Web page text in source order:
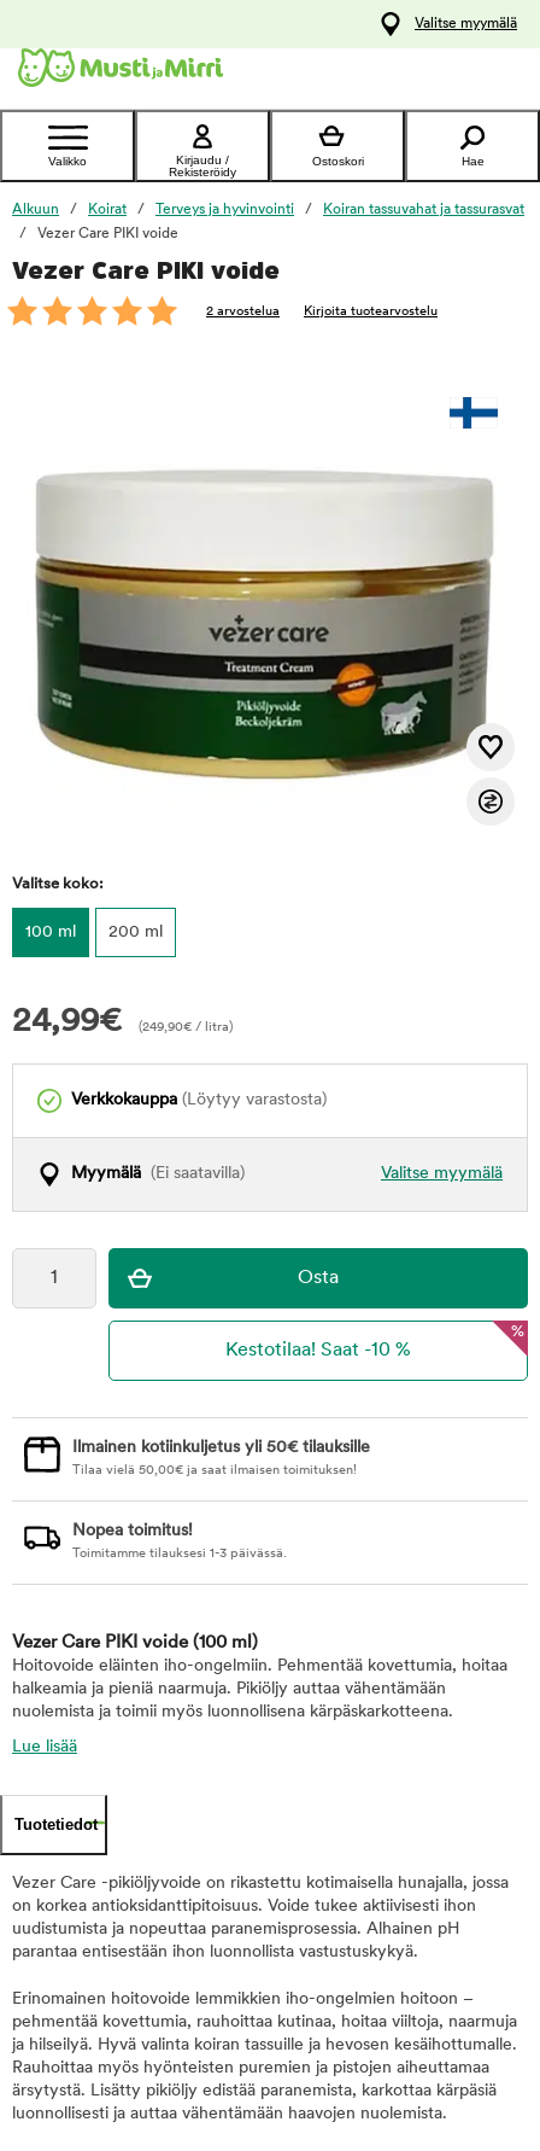
Ota yhteyttä
asiakaspalveluun
Valitse myymälä
Valikko
Kirjaudu /
Rekisteröidy
Ostoskori Hae
Alkuun Koirat Terveys ja hyvinvointi
Koiran tassuvahat ja tassurasvat
Vezer Care PIKI voide
Vezer Care PIKI voide
2 arvostelua Kirjoita tuotearvostelu
Valitse koko:
100 ml 200 ml
24,99€ (249,90€ / litra)
Verkkokauppa (Löytyy varastosta)
Valitse myymälä
Myymälä (Ei saatavilla)
foo
%
Ilmainen kotiinkuljetus yli 50€ tilauksille
Tilaa vielä 50,00€ ja saat ilmaisen toimituksen!
Nopea toimitus!
Toimitamme tilauksesi 1-3 päivässä.
Vezer Care PIKI voide (100 ml)
Hoitovoide eläinten iho-ongelmiin. Pehmentää kovettumia, hoitaa
halkeamia ja pieniä naarmuja. Pikiöljy auttaa vähentämään
nuolemista ja toimii myös luonnollisena kärpäskarkotteena.
Lue lisää
Tuotetiedot
Vezer Care -pikiöljyvoide on rikastettu kotimaisella hunajalla, jossa
on korkea antioksidanttipitoisuus. Voide tukee aktiivisesti ihon
uudistumista ja nopeuttaa paranemisprosessia. Alhainen pH
parantaa entisestään ihon luonnollista vastustuskykyä.
Erinomainen hoitovoide lemmikkien iho-ongelmien hoitoon –
pehmentää kovettumia, rauhoittaa kutinaa, hoitaa viiltoja, naarmuja
ja hilseilyä. Hyvä valinta koiran tassuille ja hevosen kesäihottumalle.
Rauhoittaa myös hyönteisten puremien ja pistojen aiheuttamaa
ärsytystä. Lisätty pikiöljy edistää paranemista, karkottaa kärpäsiä
luonnollisesti ja auttaa vähentämään haavojen nuolemista.